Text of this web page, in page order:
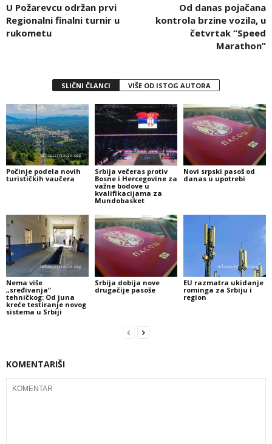
U Požarevcu održan prvi
Regionalni finalni turnir u
rukometu
Od danas pojačana
kontrola brzine vozila, u
četvrtak “Speed
Marathon”
SLIČNI ČLANCI VIŠE OD ISTOG AUTORA
Počinje podela novih
turističkih vaučera
Srbija večeras protiv
Bosne i Hercegovine za
važne bodove u
kvalifikacijama za
Mundobasket
Novi srpski pasoš od
danas u upotrebi
Nema više
„sređivanja“
tehničkog: Od juna
kreće testiranje novog
sistema u Srbiji
Srbija dobija nove
drugačije pasoše
EU razmatra ukidanje
rominga za Srbiju i
region
KOMENTARIŠI